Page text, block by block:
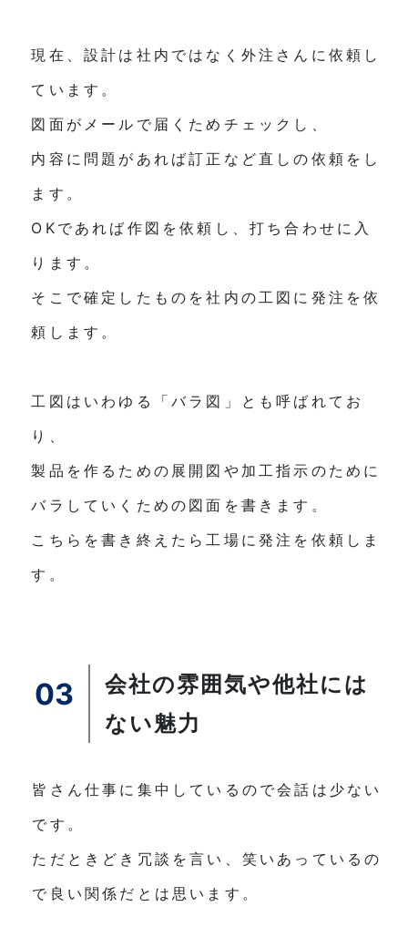
現在、設計は社内ではなく外注さんに依頼し
ています。
図面がメールで届くためチェックし、
内容に問題があれば訂正など直しの依頼をし
ます。
OKであれば作図を依頼し、打ち合わせに入
ります。
そこで確定したものを社内の工図に発注を依
頼します。
工図はいわゆる「バラ図」とも呼ばれてお
り、
製品を作るための展開図や加工指示のために
バラしていくための図面を書きます。
こちらを書き終えたら工場に発注を依頼しま
す。
03
会社の雰囲気や他社には
ない魅力
皆さん仕事に集中しているので会話は少ない
です。
ただときどき冗談を言い、笑いあっているの
で良い関係だとは思います。